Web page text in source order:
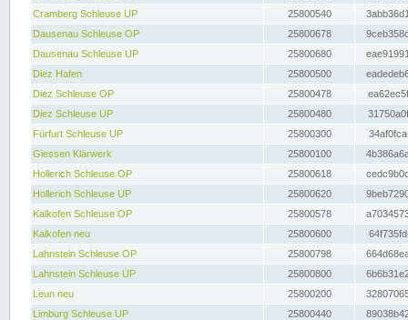
Cramberg Schleuse UP
25800540
Dausenau Schleuse OP
25800678
Dausenau Schleuse UP
25800680
Diez Hafen
25800500
Diez Schleuse OP
25800478
Diez Schleuse UP
25800480
Fürfurt Schleuse UP
25800300
Giessen Klärwerk
25800100
Hollerich Schleuse OP
25800618
Hollerich Schleuse UP
25800620
Kalkofen Schleuse OP
25800578
Kalkofen neu
25800600
Lahnstein Schleuse OP
25800798
Lahnstein Schleuse UP
25800800
Leun neu
25800200
Limburg Schleuse UP
25800440